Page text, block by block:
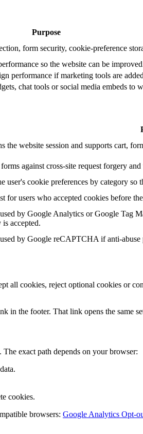
Purpose
form security, cookie-preference
so the website can be
performance if marketing tools are
chat tools or social media embeds to
the website session and supports cart,
against cross-site request forgery
user's cookie preferences by category so
for users who accepted cookies before
by Google Analytics or Google Tag
is accepted.
by Google reCAPTCHA if anti-abuse
all cookies, reject optional cookies or
the footer. That link opens the same
exact path depends on your browser:
cookies.
browsers: Google Analytics Opt-